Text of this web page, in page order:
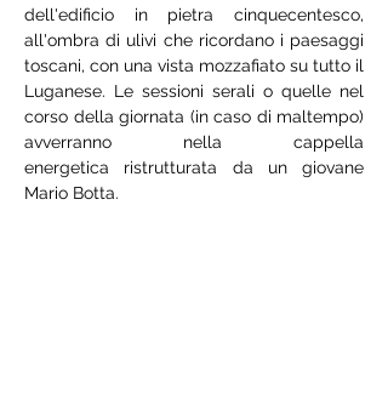
dell'edificio in pietra cinquecentesco,
all'ombra di ulivi che ricordano i paesaggi
toscani, con una vista mozzafiato su tutto il
Luganese. Le sessioni serali o quelle nel
corso della giornata (in caso di maltempo)
avverranno nella cappella
energetica ristrutturata da un giovane
Mario Botta.